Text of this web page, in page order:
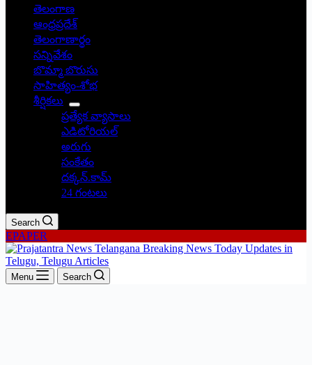
తెలంగాణ
ఆంధ్రప్రదేశ్
తెలంగాణార్థం
సన్నివేశం
బొమ్మా బొరుసు
సాహిత్యం-శోభ
శీర్షికలు
ప్రత్యేక వ్యాసాలు
ఎడిటోరియల్
అరుగు
సంకేతం
దక్కన్.కామ్
24 గంటలు
Search
EPAPER
Menu Search